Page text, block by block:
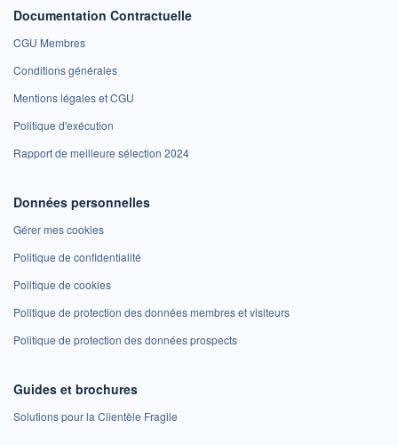
Documentation Contractuelle
CGU Membres
Conditions générales
Mentions légales et CGU
Politique d'exécution
Rapport de meilleure sélection 2024
Données personnelles
Gérer mes cookies
Politique de confidentialité
Politique de cookies
Politique de protection des données membres et visiteurs
Politique de protection des données prospects
Guides et brochures
Solutions pour la Clientèle Fragile